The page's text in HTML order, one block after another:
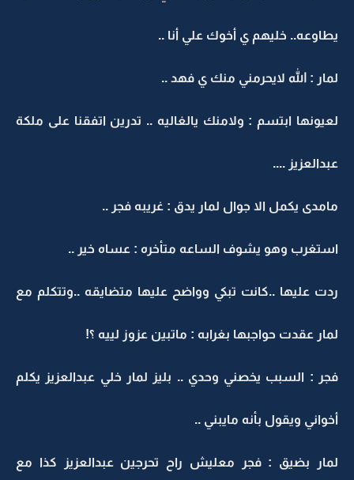
يطاوعه.. خليهم ي أخوك علي أنا ..
لمار : الله لايحرمني منك ي فهد ..
لعيونها ابتسم : ولامنك يالغاليه .. تدرين اتفقنا على ملكة
عبدالعزيز ....
مامدى يكمل الا جوال لمار يدق : غريبه فجر ..
استغرب وهو يشوف الساعه متأخره : عساه خير ..
ردت عليها ..كانت تبكي وواضح عليها متضايقه ..وتتكلم مع
لمار عقدت حواجبها بغرابه : ماتبين عزوز لييه ؟!
فجر : السبب يخصني وحدي .. بليز لمار خلي عبدالعزيز يكلم
أخواني ويقول بأنه مايبني ..
لمار بضيق : فجر معليش راح تحرجين عبدالعزيز كذا مع